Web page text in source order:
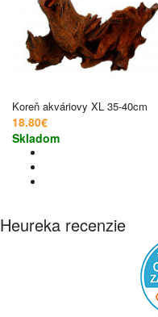
Koreň akváriovy XL 35-40cm
18.80€
Skladom
Heureka recenzie